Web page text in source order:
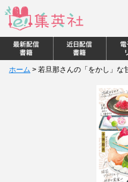
ホーム > 若旦那さんの「をかし」な